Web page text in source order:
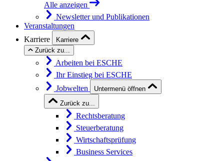
Alle anzeigen
Newsletter und Publikationen
Veranstaltungen
Karriere
Karriere
Zurück zu...
Arbeiten bei ESCHE
Ihr Einstieg bei ESCHE
Jobwelten
Untermenü öffnen
Zurück zu...
Rechtsberatung
Steuerberatung
Wirtschaftsprüfung
Business Services